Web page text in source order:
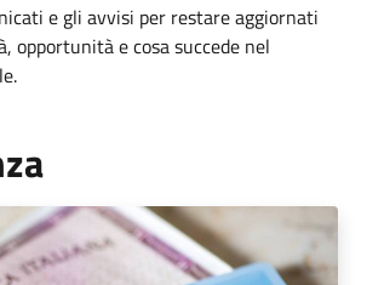
e gli avvisi per restare aggiornati
opportunità e cosa succede nel